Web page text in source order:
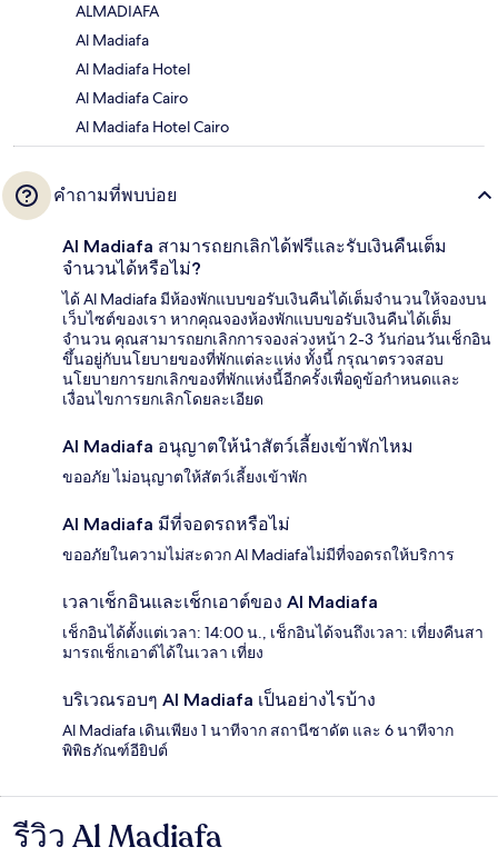
ALMADIAFA
Al Madiafa
Al Madiafa Hotel
Al Madiafa Cairo
Al Madiafa Hotel Cairo
คำถามที่พบบ่อย
Al Madiafa สามารถยกเลิกได้ฟรีและรับเงินคืนเต็ม
จำนวนได้หรือไม่?
ได้ Al Madiafa มีห้องพักแบบขอรับเงินคืนได้เต็มจำนวนให้จองบน
เว็บไซต์ของเรา หากคุณจองห้องพักแบบขอรับเงินคืนได้เต็ม
จำนวน คุณสามารถยกเลิกการจองล่วงหน้า 2-3 วันก่อนวันเช็กอิน
ขึ้นอยู่กับนโยบายของที่พักแต่ละแห่ง ทั้งนี้ กรุณาตรวจสอบ
นโยบายการยกเลิกของที่พักแห่งนี้อีกครั้งเพื่อดูข้อกำหนดและ
เงื่อนไขการยกเลิกโดยละเอียด
Al Madiafa อนุญาตให้นำสัตว์เลี้ยงเข้าพักไหม
ขออภัย ไม่อนุญาตให้สัตว์เลี้ยงเข้าพัก
Al Madiafa มีที่จอดรถหรือไม่
ขออภัยในความไม่สะดวก Al Madiafaไม่มีที่จอดรถให้บริการ
เวลาเช็กอินและเช็กเอาต์ของ Al Madiafa
เช็กอินได้ตั้งแต่เวลา: 14:00 น., เช็กอินได้จนถึงเวลา: เที่ยงคืนสา
มารถเช็กเอาต์ได้ในเวลา เที่ยง
บริเวณรอบๆ Al Madiafa เป็นอย่างไรบ้าง
Al Madiafa เดินเพียง 1 นาทีจาก สถานีซาดัต และ 6 นาทีจาก
พิพิธภัณฑ์อียิปต์
รีวิว
รีวิว Al Madiafa